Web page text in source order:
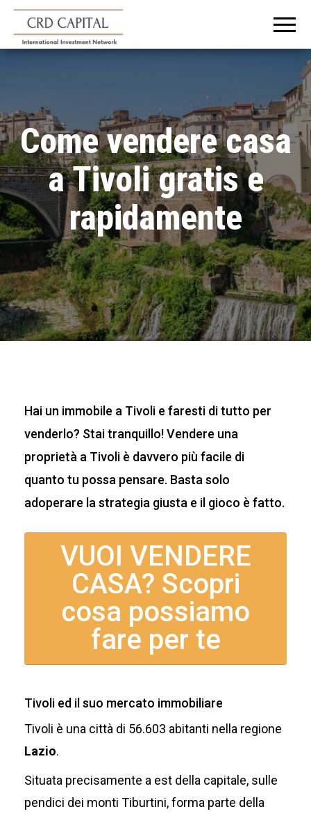
Come vendere casa
a Tivoli gratis e
rapidamente
Hai un immobile a Tivoli e faresti di tutto per
venderlo? Stai tranquillo! Vendere una
proprietà a Tivoli è davvero più facile di
quanto tu possa pensare. Basta solo
adoperare la strategia giusta e il gioco è fatto.
VUOI VENDERE
CASA? Scopri
cosa possiamo
fare per te
Tivoli ed il suo mercato immobiliare
Tivoli è una città di 56.603 abitanti nella regione
Lazio.
Situata precisamente a est della capitale, sulle
pendici dei monti Tiburtini, forma parte della